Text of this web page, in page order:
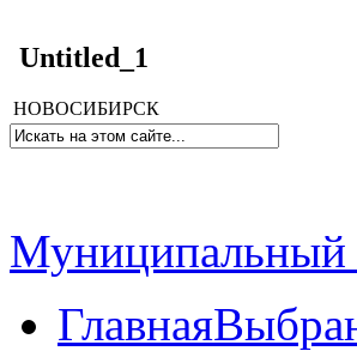
Untitled_1
НОВОСИБИРСК
Муниципальный
Главная